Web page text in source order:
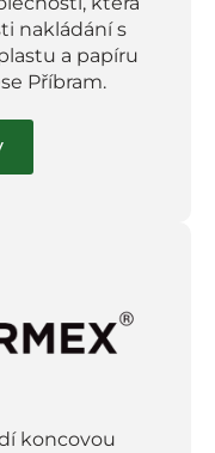
nakládání s
a papíru
Příbram.
koncovou